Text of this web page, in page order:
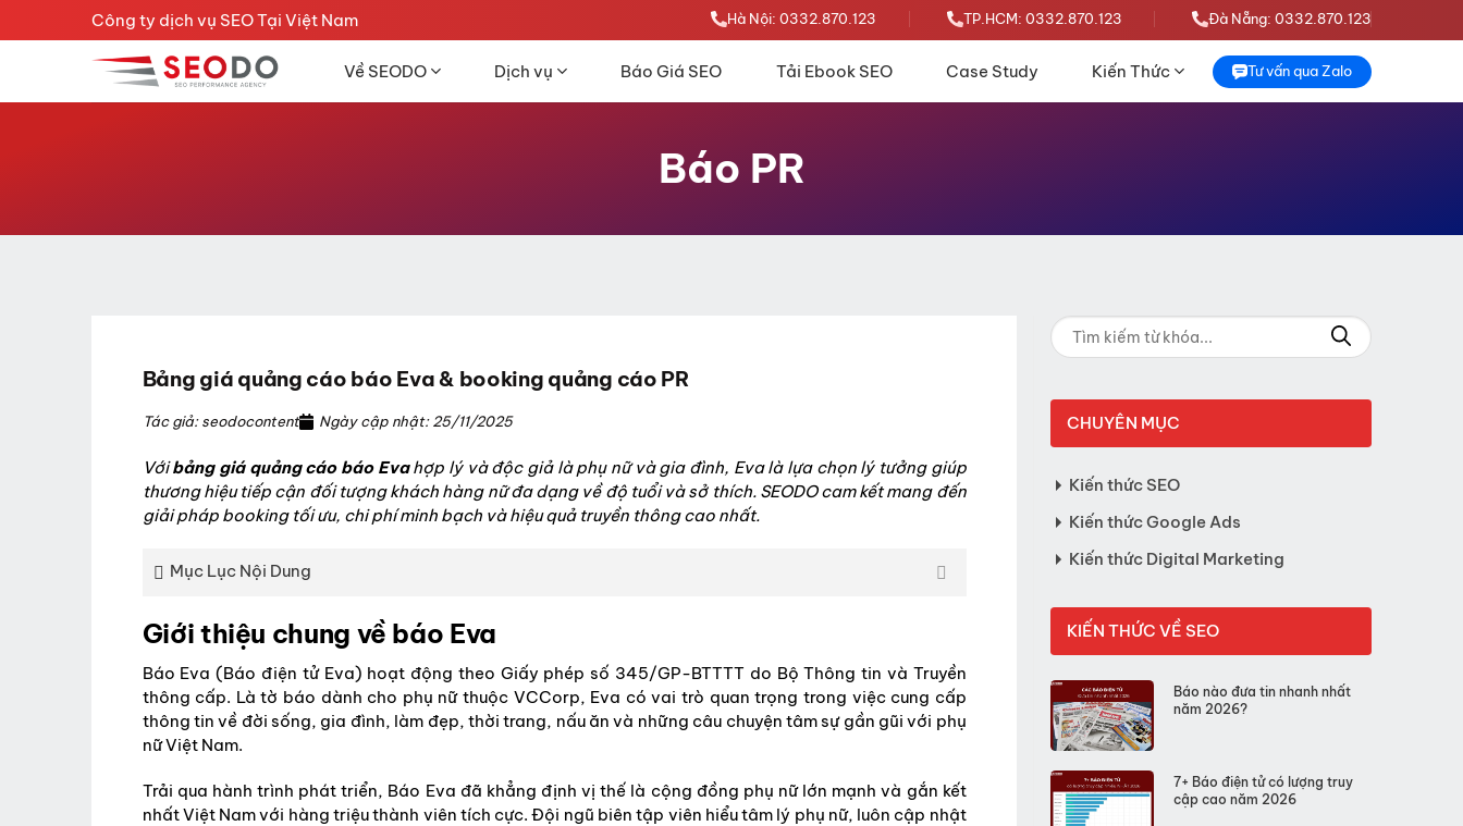
đến
Công ty dịch vụ SEO Tại Việt Nam Hà Nội: 0332.870.123 TP.HCM: 0332.870.123 Đà Nẵng: 0332.870.123
Về SEODO Dịch vụ Báo Giá SEO Tải Ebook SEO Case Study Kiến Thức Tư vấn qua Zalo
Báo PR
Bảng giá quảng cáo báo Eva & booking quảng cáo PR
Tác giả: seodocontent Ngày cập nhật: 25/11/2025
Vớibảng giá quảng cáo báo Evahợp lý và độc giả là phụ nữ và gia đình, Eva là lựa chọn lý tưởng giúp
thương hiệu tiếp cận đối tượng khách hàng nữ đa dạng về độ tuổi và sở thích. SEODO cam kết mang đến
giải pháp booking tối ưu, chi phí minh bạch và hiệu quả truyền thông cao nhất.
Mục Lục Nội Dung
Giới thiệu chung về báo Eva
Báo Eva (Báo điện tử Eva) hoạt động theo Giấy phép số 345/GP-BTTTT do Bộ Thông tin và Truyền
thông cấp. Là tờ báo dành cho phụ nữ thuộc VCCorp, Eva có vai trò quan trọng trong việc cung cấp
thông tin về đời sống, gia đình, làm đẹp, thời trang, nấu ăn và những câu chuyện tâm sự gần gũi với phụ
nữ Việt Nam.
Trải qua hành trình phát triển, Báo Eva đã khẳng định vị thế là cộng đồng phụ nữ lớn mạnh và gắn kết
nhất Việt Nam với hàng triệu thành viên tích cực. Đội ngũ biên tập viên hiểu tâm lý phụ nữ, luôn cập nhật
CHUYÊN MỤC
Kiến thức SEO
Kiến thức Google Ads
Kiến thức Digital Marketing
KIẾN THỨC VỀ SEO
Báo nào đưa tin nhanh nhất
năm 2026?
7+ Báo điện tử có lượng truy
cập cao năm 2026